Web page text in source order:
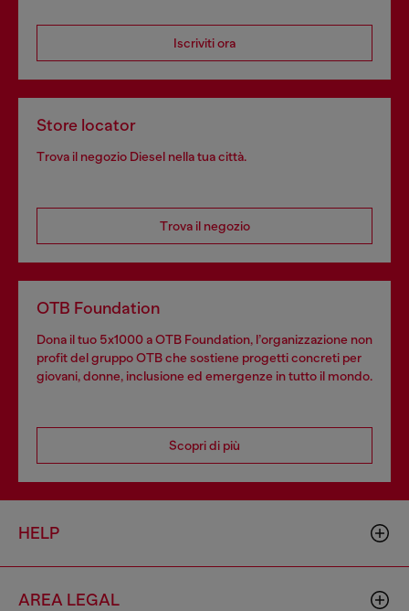
Iscriviti ora
Store locator
Trova il negozio Diesel nella tua città.
Trova il negozio
OTB Foundation
Dona il tuo 5x1000 a OTB Foundation, l’organizzazione non
profit del gruppo OTB che sostiene progetti concreti per
giovani, donne, inclusione ed emergenze in tutto il mondo.
Scopri di più
HELP
AREA LEGAL